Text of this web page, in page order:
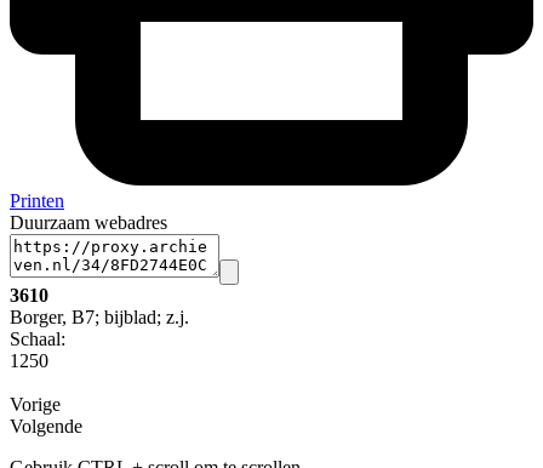
Printen
Duurzaam webadres
3610
Borger, B7; bijblad; z.j.
Schaal:
1250
Vorige
Volgende